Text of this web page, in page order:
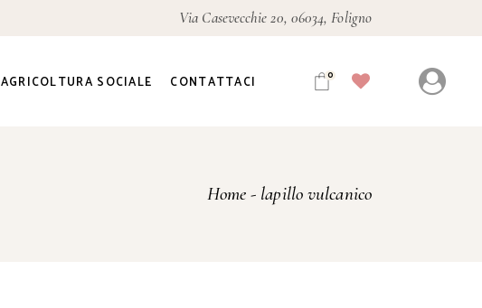
Via Casevecchie 20, 06034, Foligno
AGRICOLTURA SOCIALE CONTATTACI 0
Home lapillo vulcanico